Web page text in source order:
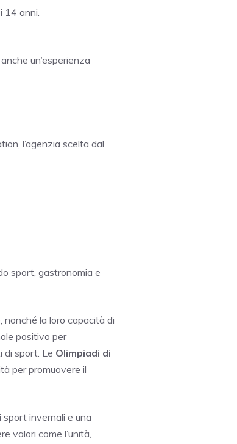
14 anni.
un’esperienza
l’agenzia scelta dal
sport, gastronomia e
la loro capacità di
positivo per
di sport. Le Olimpiadi di
per promuovere il
invernali e una
valori come l’unità,